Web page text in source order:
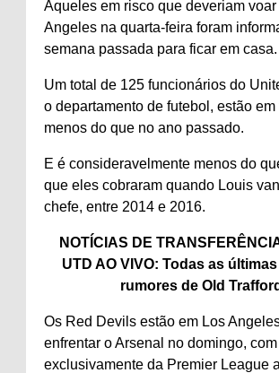
Aqueles em risco que deveriam
Angeles na quarta-feira foram
semana passada para ficar em casa.
Um total de 125 funcionários do
o departamento de futebol, estão
menos do que no ano passado.
E é consideravelmente menos do
que eles cobraram quando Louis
chefe, entre 2014 e 2016.
NOTÍCIAS DE
UTD AO VIVO: Todas as
rumores de Old Trafford
Os Red Devils estão em Los
enfrentar o Arsenal no domingo,
exclusivamente da Premier League